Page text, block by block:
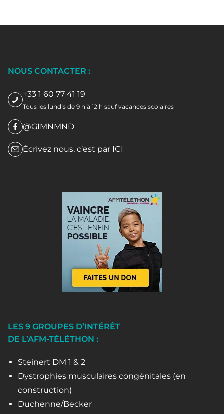
NOUS CONTACTER :
+33 1 60 77 41 19
Tous les lundis de 9 h à 12 h sauf vacances scolaires
@GIMNMND
Écrivez nous, c’est par ICI
LES 9 GROUPES D’INTÉRÊT
DE L’AFM-TÉLÉTHON :
Steinert DM 1 & 2
Dystrophies musculaires congénitales (en
construction)
Duchenne/Becker